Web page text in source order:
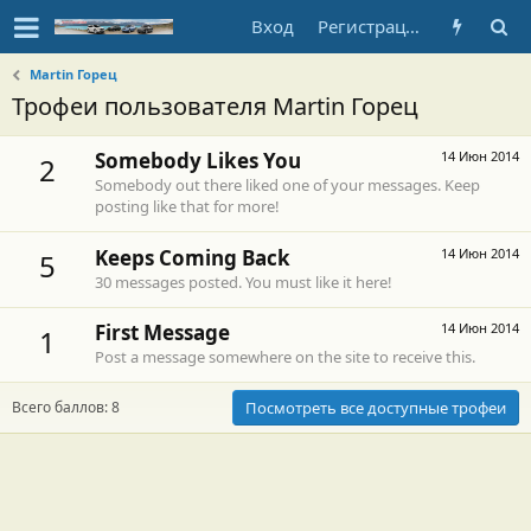
Вход Регистрация
Martin Горец
Трофеи пользователя Martin Горец
2 14 Июн 2014
Somebody Likes You
Somebody out there liked one of your messages. Keep
posting like that for more!
5 14 Июн 2014
Keeps Coming Back
30 messages posted. You must like it here!
1 14 Июн 2014
First Message
Post a message somewhere on the site to receive this.
Всего баллов: 8 Посмотреть все доступные трофеи